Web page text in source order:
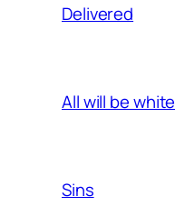
Delivered
All will be white
Sins